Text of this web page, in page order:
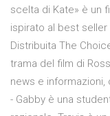
scelta di Kate» è un
ispirato al best
Distribuita The
trama del film di
news e
- Gabby è una